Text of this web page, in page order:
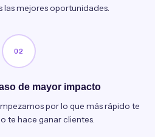
mejores oportunidades.
02
de mayor impacto
por lo que más rápido te
te hace ganar clientes.